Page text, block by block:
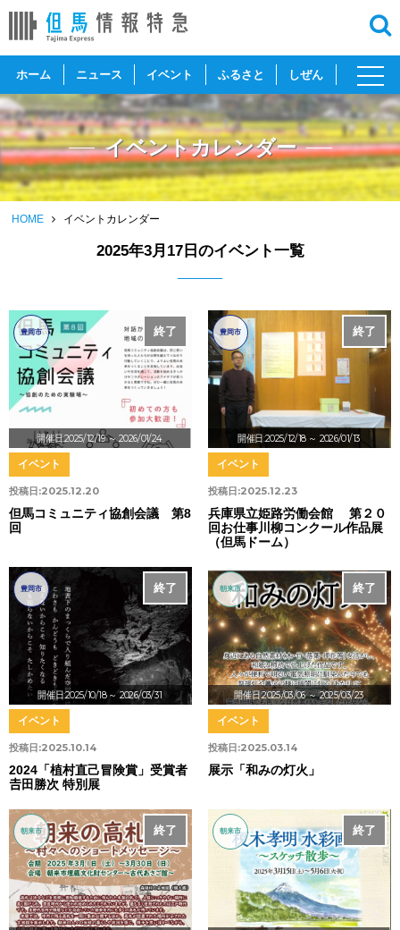
ホーム ニュース イベント ふるさと しぜん
toggle
イベントカレンダー
HOME イベントカレンダー
2025年3月17日のイベント一覧
開催日:2025/12/19～ 2026/01/24
終了
豊岡市
投稿日:2025.12.20
イベント
但馬コミュニティ協創会議 第8
回
開催日:2025/12/18 ～ 2026/01/13
終了
豊岡市
投稿日:2025.12.23
イベント
兵庫県立姫路労働会館 第２０
回お仕事川柳コンクール作品展
（但馬ドーム）
開催日:2025/10/18 ～ 2026/03/31
終了
豊岡市
投稿日:2025.10.14
イベント
2024「植村直己冒険賞」受賞者
𠮷田勝次 特別展
開催日:2025/03/06～ 2025/03/23
終了
朝来市
投稿日:2025.03.14
イベント
展示「和みの灯火」
終了
朝来市 終了
朝来市